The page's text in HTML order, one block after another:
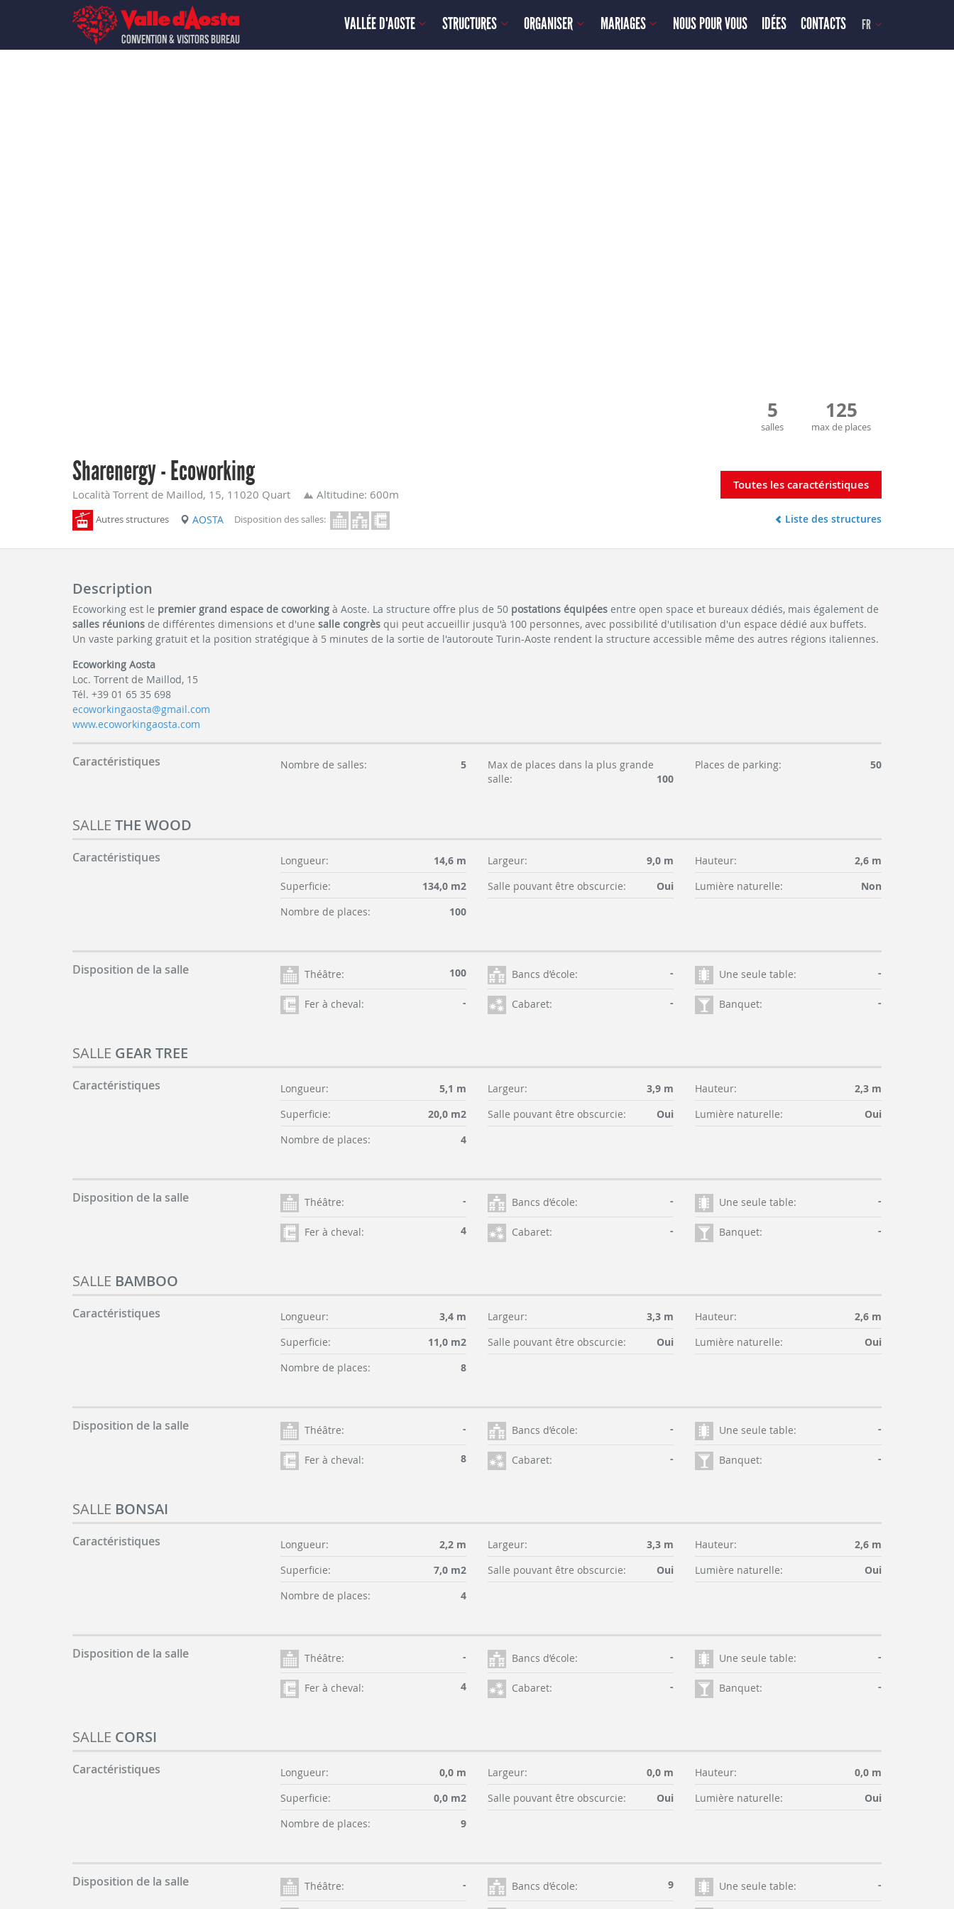
VALLÉE D'AOSTE STRUCTURES ORGANISER MARIAGES NOUS POUR VOUS IDÉES CONTACTS FR
125
max de places
5
salles
Sharenergy - Ecoworking
Località Torrent de Maillod, 15, 11020 Quart Altitudine: 600m
Autres structures AOSTA Disposition des salles:
Toutes les caractéristiques
Liste des structures
Description
Ecoworking est le premier grand espace de coworking à Aoste. La structure offre plus de 50 postations équipées entre open space et bureaux dédiés, mais également de
salles réunions de différentes dimensions et d'une salle congrès qui peut accueillir jusqu'à 100 personnes, avec possibilité d'utilisation d'un espace dédié aux buffets.
Un vaste parking gratuit et la position stratégique à 5 minutes de la sortie de l'autoroute Turin-Aoste rendent la structure accessible même des autres régions italiennes.
Ecoworking Aosta
Loc. Torrent de Maillod, 15
Tél. +39 01 65 35 698
ecoworkingaosta@gmail.com
www.ecoworkingaosta.com
Caractéristiques Nombre de salles: 5
Max de places dans la plus grande
salle:
100
Places de parking: 50
SALLE THE WOOD
Caractéristiques Longueur: 14,6 m Largeur: 9,0 m Hauteur:
2,6 m
Superficie:
134,0 m2 Salle pouvant être obscurcie: Oui Lumière naturelle:
Non
Nombre de places:
100
Disposition de la salle Théâtre: 100 Bancs d’école: - Une seule table: -
Fer à cheval: - Cabaret: - Banquet: -
SALLE GEAR TREE
Caractéristiques Longueur: 5,1 m Largeur: 3,9 m Hauteur:
2,3 m
Superficie:
20,0 m2 Salle pouvant être obscurcie: Oui Lumière naturelle:
Oui
Nombre de places:
4
Disposition de la salle Théâtre: - Bancs d’école: - Une seule table: -
Fer à cheval: 4 Cabaret: - Banquet: -
SALLE BAMBOO
Caractéristiques Longueur: 3,4 m Largeur: 3,3 m Hauteur:
2,6 m
Superficie:
11,0 m2 Salle pouvant être obscurcie: Oui Lumière naturelle:
Oui
Nombre de places:
8
Disposition de la salle Théâtre: - Bancs d’école: - Une seule table: -
Fer à cheval: 8 Cabaret: - Banquet: -
SALLE BONSAI
Caractéristiques Longueur: 2,2 m Largeur: 3,3 m Hauteur:
2,6 m
Superficie:
7,0 m2 Salle pouvant être obscurcie: Oui Lumière naturelle:
Oui
Nombre de places:
4
Disposition de la salle Théâtre: - Bancs d’école: - Une seule table: -
Fer à cheval: 4 Cabaret: - Banquet: -
SALLE CORSI
Caractéristiques Longueur: 0,0 m Largeur: 0,0 m Hauteur:
0,0 m
Superficie:
0,0 m2 Salle pouvant être obscurcie: Oui Lumière naturelle:
Oui
Nombre de places:
9
Disposition de la salle Théâtre: - Bancs d’école: 9 Une seule table: -